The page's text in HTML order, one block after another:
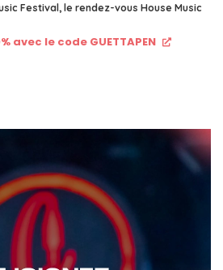
Festival, le rendez-vous House Music
avec le code GUETTAPEN